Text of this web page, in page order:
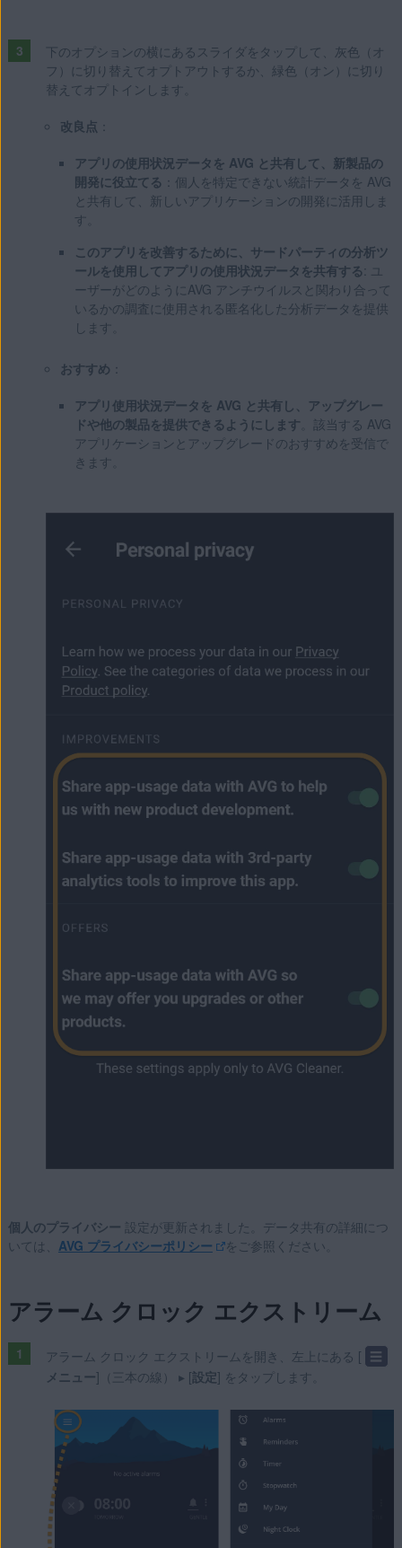
下のオプションの横にあるスライダをタップして、灰色（オ
フ）に切り替えてオプトアウトするか、緑色（オン）に切り
替えてオプトインします。
改良点 ：
アプリの使用状況データを AVG と共有して、新製品の
開発に役立てる ：個人を特定できない統計データを AVG
と共有して、新しいアプリケーションの開発に活用しま
す。
このアプリを改善するために、サードパーティの分析ツ
ールを使用してアプリの使用状況データを共有する: ユ
ーザーがどのようにAVG アンチウイルスと関わり合って
いるかの調査に使用される匿名化した分析データを提供
します。
おすすめ ：
アプリ使用状況データを AVG と共有し、アップグレー
ドや他の製品を提供できるようにします 。該当する AVG
アプリケーションとアップグレードのおすすめを受信で
きます。
個人のプライバシー 設定が更新されました。データ共有の詳細につ
いては、 AVG プライバシーポリシー をご参照ください。
アラーム クロック エクストリーム
アラーム クロック エクストリームを開き、左上にある [ ☰
メニュー]（三本の線） ▸ [設定] をタップします。